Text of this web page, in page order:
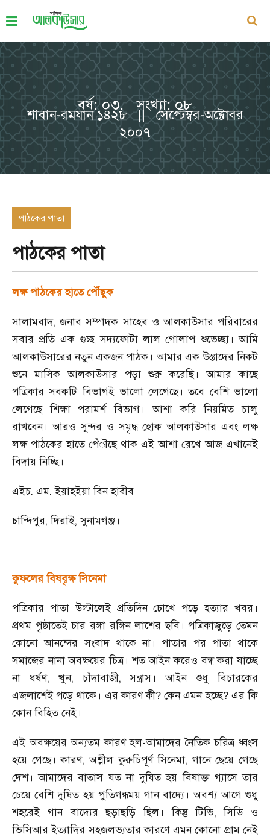
বর্ষ: ০৩, সংখ্যা: ০৮
শাবান-রমযান ১৪২৮ || সেপ্টেম্বর-অক্টোবর
২০০৭
পাঠকের পাতা
পাঠকের পাতা
লক্ষ পাঠকের হাতে পৌঁছুক
সালামবাদ,জনাব সম্পাদক সাহেব ও আলকাউসার পরিবারের
সবার প্রতি এক গুচ্ছ সদ্যফোটা লাল গোলাপ শুভেচ্ছা। আমি
আলকাউসারের নতুন একজন পাঠক। আমার এক উস্তাদের নিকট
শুনে মাসিক আলকাউসার পড়া শুরু করেছি। আমার কাছে
পত্রিকার সবকটি বিভাগই ভালো লেগেছে। তবে বেশি ভালো
লেগেছে শিক্ষা পরামর্শ বিভাগ। আশা করি নিয়মিত চালু
রাখবেন। আরও সুন্দর ও সমৃদ্ধ হোক আলকাউসার এবং লক্ষ
লক্ষ পাঠকের হাতে পেঁৗছে থাক এই আশা রেখে আজ এখানেই
বিদায় নিচ্ছি।
এইচ. এম. ইয়াহইয়া বিন হাবীব
চান্দিপুর,দিরাই,সুনামগঞ্জ।
কুফলের বিষবৃক্ষ সিনেমা
পত্রিকার পাতা উল্টালেই প্রতিদিন চোখে পড়ে হত্যার খবর।
প্রথম পৃষ্ঠাতেই চার রঙ্গা রঙ্গিন লাশের ছবি। পত্রিকাজুড়ে তেমন
কোনো আনন্দের সংবাদ থাকে না। পাতার পর পাতা থাকে
সমাজের নানা অবক্ষয়ের চিত্র। শত আইন করেও বন্ধ করা যাচ্ছে
না ধর্ষণ, খুন,চাঁদাবাজী,সন্ত্রাস। আইন শুধু বিচারকের
এজলাশেই পড়ে থাকে। এর কারণ কী?কেন এমন হচ্ছে? এর কি
কোন বিহিত নেই।
এই অবক্ষয়ের অন্যতম কারণ হল-আমাদের নৈতিক চরিত্র ধ্বংস
হয়ে গেছে। কারণ,অশ্লীল কুরুচিপূর্ণ সিনেমা, গানে ছেয়ে গেছে
দেশ। আমাদের বাতাস যত না দুষিত হয় বিষাক্ত গ্যাসে তার
চেয়ে বেশি দুষিত হয় পুতিগন্ধময় গান বাদ্যে। অবশ্য আগে শুধু
শহরেই গান বাদ্যের ছড়াছড়ি ছিল। কিন্তু টিভি,সিডি ও
ভিসিআর ইত্যাদির সহজলভ্যতার কারণে এমন কোনো গ্রাম নেই